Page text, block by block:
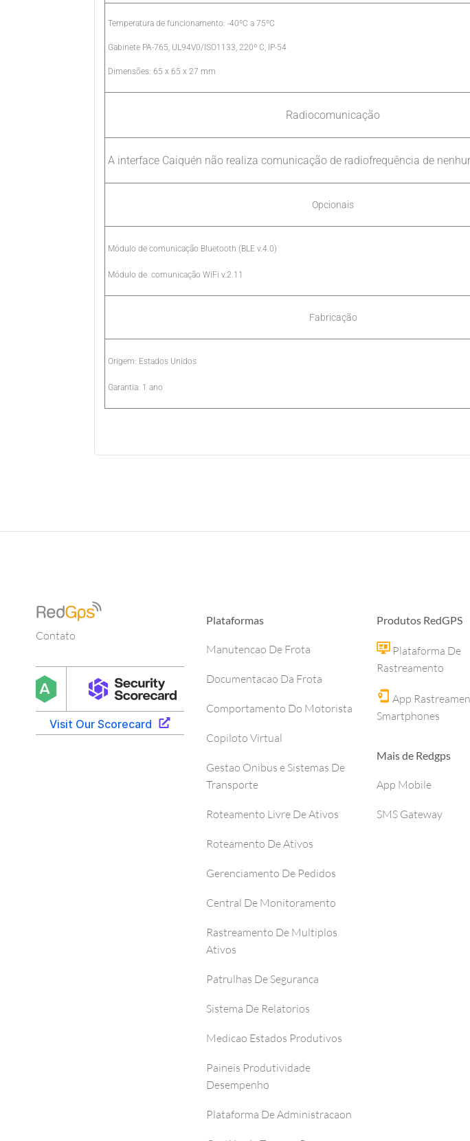
Temperatura de funcionamento: -40ºC a 75ºC
Gabinete PA-765, UL94V0/ISO1133, 220º C, IP-54
Dimensões: 65 x 65 x 27 mm
Radiocomunicação
A interface Caiquén não realiza comunicação de radiofrequência de
Opcionais
Módulo de comunicação Bluetooth (BLE v.4.0)
Módulo de comunicação WiFi v.2.11
Fabricação
Origem: Estados Unidos
Garantia: 1 ano
Contato
Plataformas
Manutencao De Frota
Documentacao Da Frota
Comportamento Do Motorista
Copiloto Virtual
Gestao Onibus e Sistemas De
Transporte
Roteamento Livre De Ativos
Roteamento De Ativos
Gerenciamento De Pedidos
Central De Monitoramento
Rastreamento De Multiplos
Ativos
Patrulhas De Seguranca
Sistema De Relatorios
Medicao Estados Produtivos
Paineis Produtividade
Desempenho
Plataforma De Administracaon
Produtos RedGPS
Plataforma De
Rastreamento
App
Smartphones
Mais de Redgps
App Mobile
SMS Gateway